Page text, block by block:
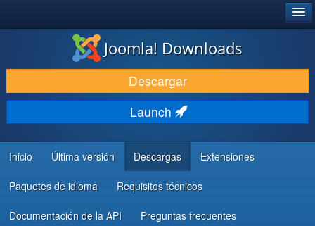
DESCARGAR & EXTENDER
DESCUBRE & APRENDE
COMUNIDAD & SOPORTE
RECURSOS PARA DESARROLLADORES
Joomla! Downloads
Descargar
Launch
Inicio Última versión Descargas Extensiones
Paquetes de idioma Requisitos técnicos
Documentación de la API Preguntas frecuentes